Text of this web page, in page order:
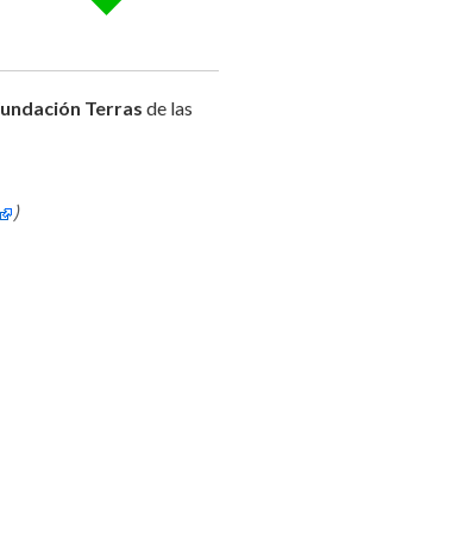
Terras de las
)